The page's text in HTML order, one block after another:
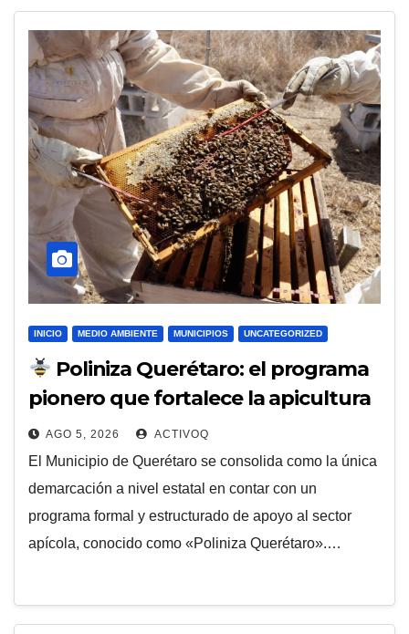
INICIO MEDIO AMBIENTE MUNICIPIOS UNCATEGORIZED
Poliniza Querétaro: el programa
pionero que fortalece la apicultura
y protege a las abejas en el
municipio
AGO 5, 2026 ACTIVOQ
El Municipio de Querétaro se consolida como la única
demarcación a nivel estatal en contar con un
programa formal y estructurado de apoyo al sector
apícola, conocido como «Poliniza Querétaro».…